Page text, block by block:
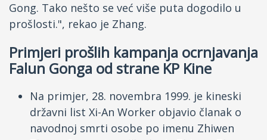
Gong. Tako nešto se već više puta dogodilo u
prošlosti.", rekao je Zhang.
Primjeri prošlih kampanja ocrnjavanja
Falun Gonga od strane KP Kine
Na primjer, 28. novembra 1999. je kineski
državni list Xi-An Worker objavio članak o
navodnoj smrti osobe po imenu Zhiwen